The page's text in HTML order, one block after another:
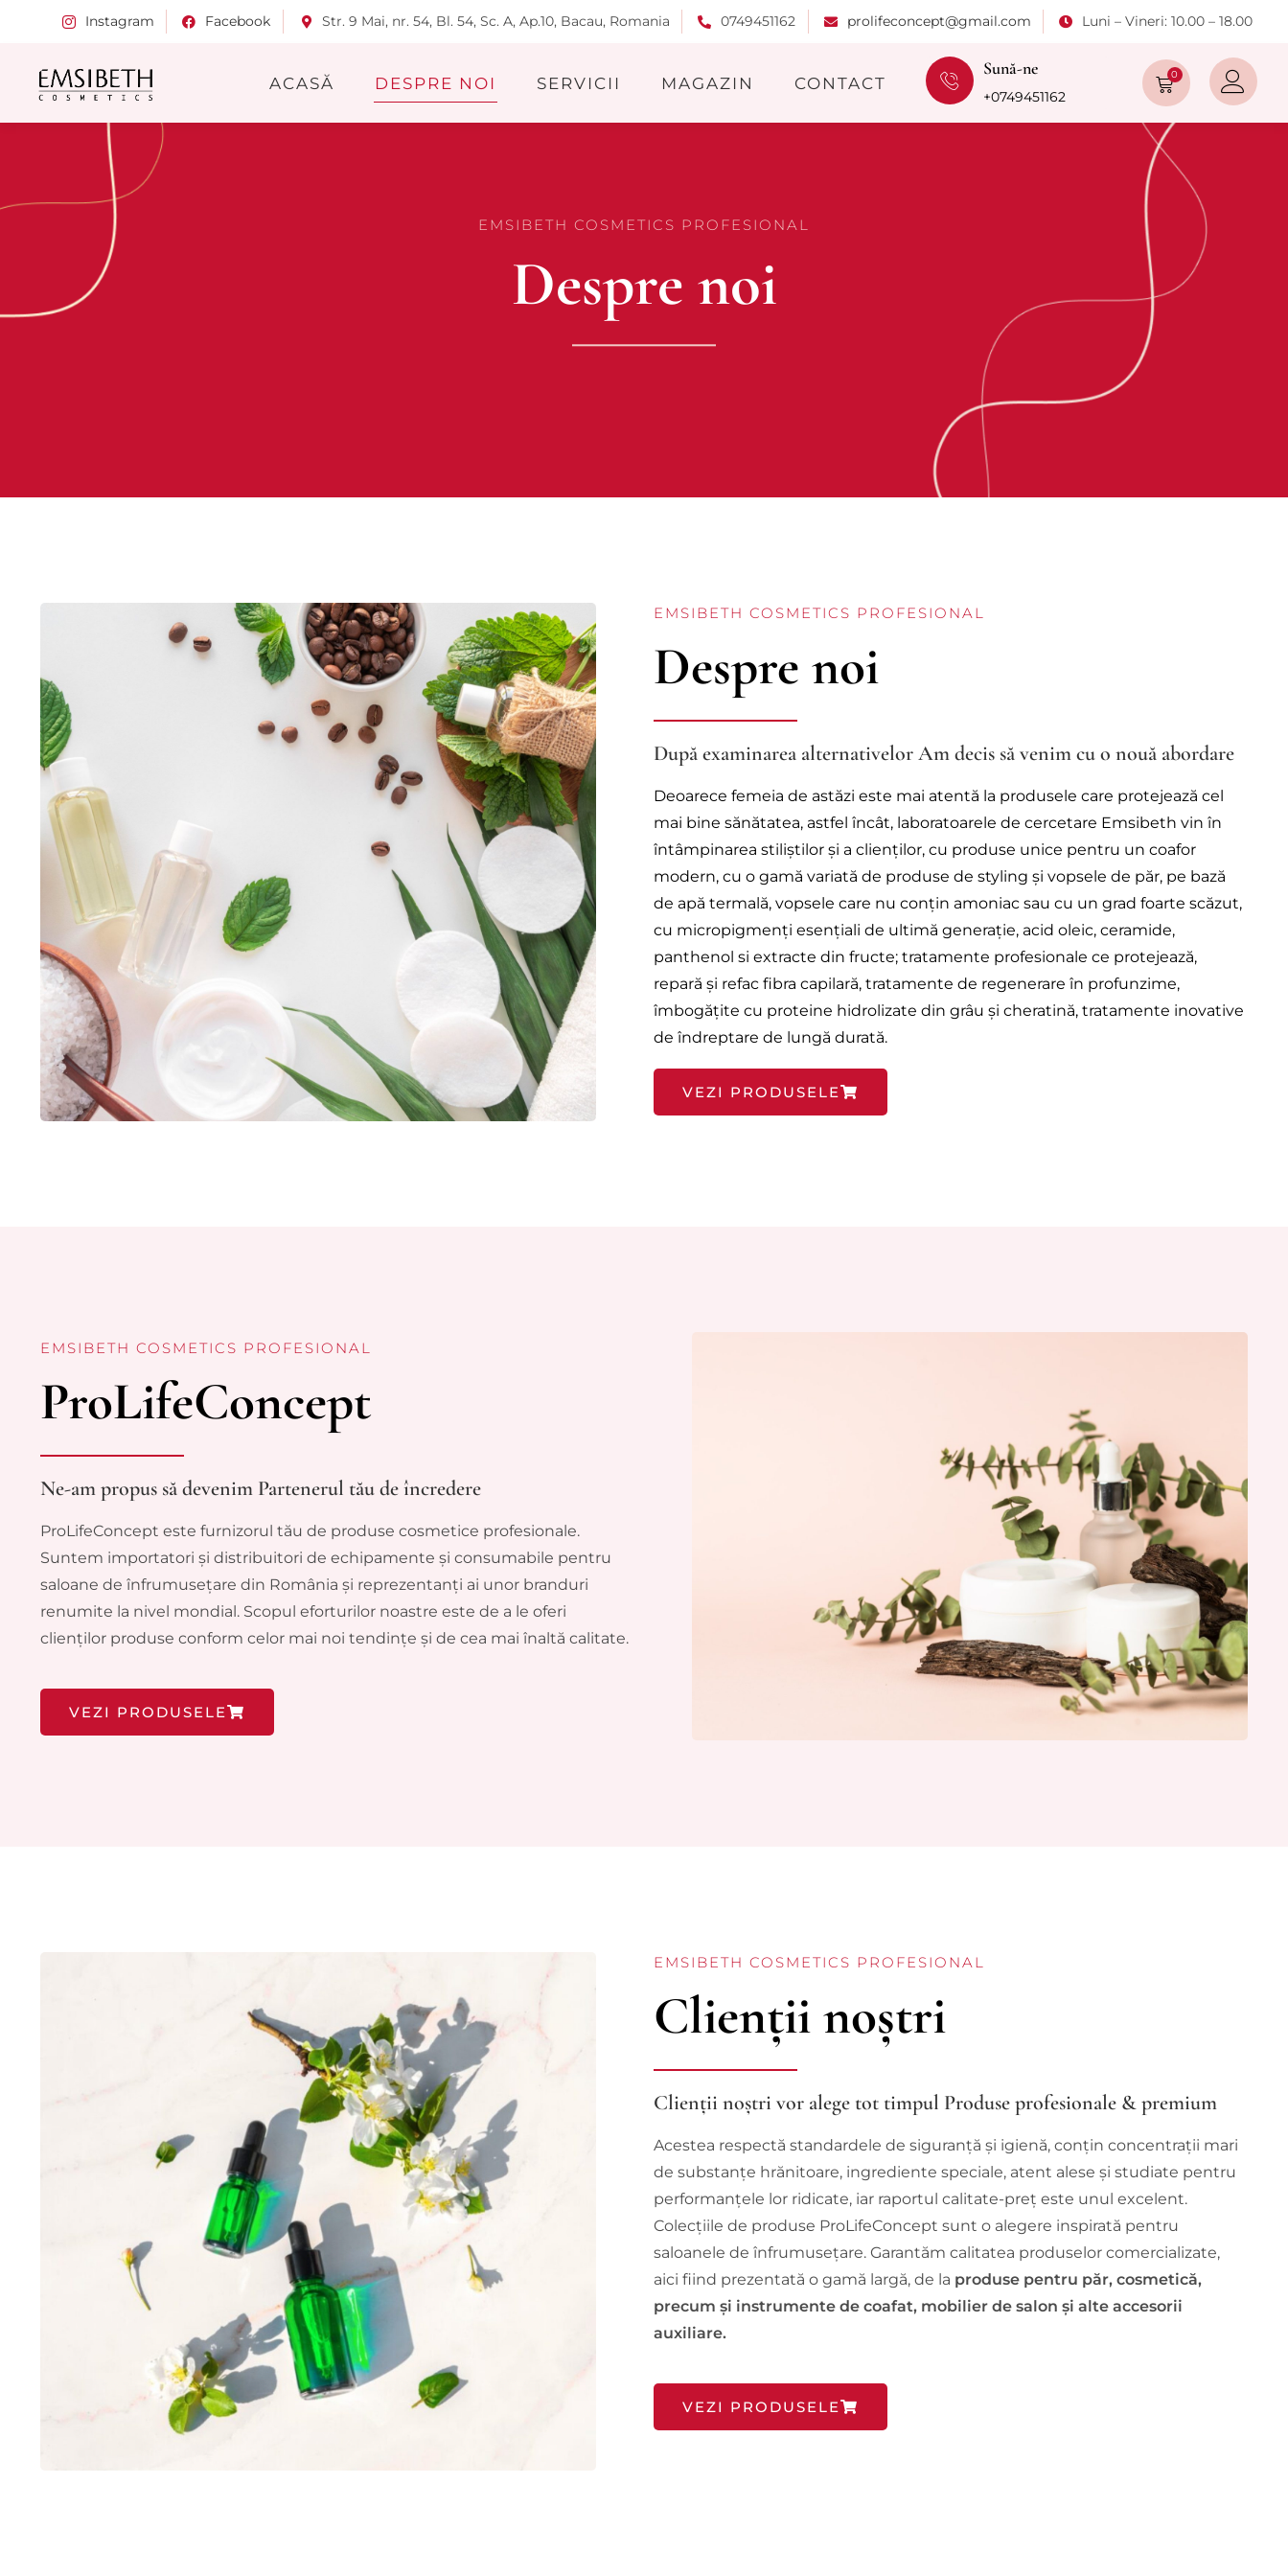
Instagram Facebook Str. 9 Mai, nr. 54, Bl. 54, Sc. A, Ap.10, Bacau, Romania 0749451162 prolifeconcept@gmail.com Luni – Vineri: 10.00 – 18.00
ACASĂ DESPRE NOI SERVICII MAGAZIN CONTACT
Sună-ne
+0749451162
0
EMSIBETH COSMETICS PROFESIONAL
Despre noi
EMSIBETH COSMETICS PROFESIONAL
Despre noi
După examinarea alternativelor Am decis să venim cu o nouă abordare
Deoarece femeia de astăzi este mai atentă la produsele care protejează cel
mai bine sănătatea, astfel încât, laboratoarele de cercetare Emsibeth vin în
întâmpinarea stiliștilor și a clienților, cu produse unice pentru un coafor
modern, cu o gamă variată de produse de styling și vopsele de păr, pe bază
de apă termală, vopsele care nu conțin amoniac sau cu un grad foarte scăzut,
cu micropigmenți esențiali de ultimă generație, acid oleic, ceramide,
panthenol si extracte din fructe; tratamente profesionale ce protejează,
repară și refac fibra capilară, tratamente de regenerare în profunzime,
îmbogățite cu proteine hidrolizate din grâu și cheratină, tratamente inovative
de îndreptare de lungă durată.
VEZI PRODUSELE
EMSIBETH COSMETICS PROFESIONAL
ProLifeConcept
Ne-am propus să devenim Partenerul tău de încredere
ProLifeConcept este furnizorul tău de produse cosmetice profesionale.
Suntem importatori și distribuitori de echipamente și consumabile pentru
saloane de înfrumusețare din România și reprezentanți ai unor branduri
renumite la nivel mondial. Scopul eforturilor noastre este de a le oferi
clienților produse conform celor mai noi tendințe și de cea mai înaltă calitate.
VEZI PRODUSELE
EMSIBETH COSMETICS PROFESIONAL
Clienții noștri
Clienții noștri vor alege tot timpul Produse profesionale & premium
Acestea respectă standardele de siguranță și igienă, conțin concentrații mari
de substanțe hrănitoare, ingrediente speciale, atent alese și studiate pentru
performanțele lor ridicate, iar raportul calitate-preț este unul excelent.
Colecțiile de produse ProLifeConcept sunt o alegere inspirată pentru
saloanele de înfrumusețare. Garantăm calitatea produselor comercializate,
aici fiind prezentată o gamă largă, de la produse pentru păr, cosmetică,
precum și instrumente de coafat, mobilier de salon și alte accesorii
auxiliare.
VEZI PRODUSELE